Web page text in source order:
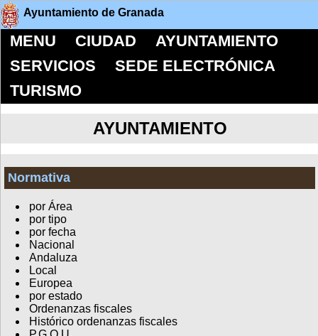
Ayuntamiento de Granada
MENU CIUDAD
AYUNTAMIENTO
SERVICIOS
SEDE ELECTRÓNICA
TURISMO
AYUNTAMIENTO
Normativa
por Área
por tipo
por fecha
Nacional
Andaluza
Local
Europea
por estado
Ordenanzas fiscales
Histórico ordenanzas fiscales